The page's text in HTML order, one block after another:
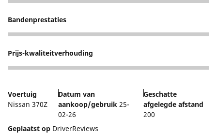
5
Bandenprestaties
5
Prijs-kwaliteitverhouding
5
Voertuig
Nissan 370Z
Datum van
aankoop/gebruik 25-
02-26
Geschatte
afgelegde afstand
200
Geplaatst op DriverReviews